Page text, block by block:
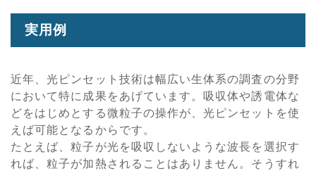
実用例
近年、光ピンセット技術は幅広い生体系の調査の分野
において特に成果をあげています。吸収体や誘電体な
どをはじめとする微粒子の操作が、光ピンセットを使
えば可能となるからです。
たとえば、粒子が光を吸収しないような波長を選択す
れば、粒子が加熱されることはありません。そうすれ